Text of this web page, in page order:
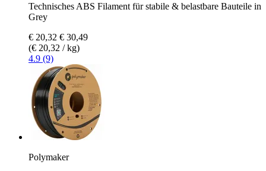
Technisches ABS Filament für stabile & belastbare Bauteile in
Grey
€ 20,32 € 30,49
(€ 20,32 / kg)
4.9 (9)
Polymaker